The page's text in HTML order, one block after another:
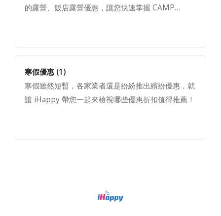
的露營、飯店露營優惠，讓您快速掌握 CAMP…
寒假優惠(1)
寒假雖然短暫，各家業者還是紛紛推出繽紛優惠，就
讓 iHappy 帶您一起來檢視哪些優惠折扣值得推薦！